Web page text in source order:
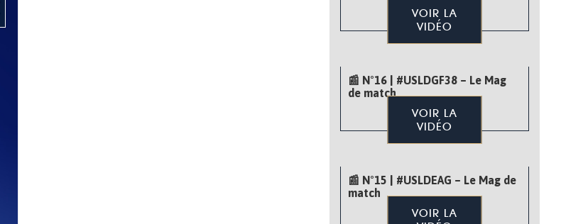
VOIR LA
VIDÉO
📰 N°16 | #USLDGF38 – Le Mag
de match
VOIR LA
VIDÉO
📰 N°15 | #USLDEAG – Le Mag de
match
VOIR LA